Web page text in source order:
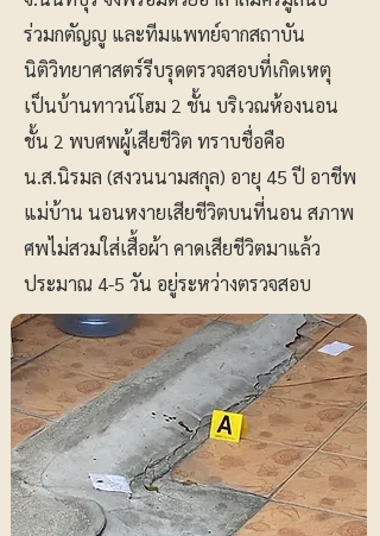
ร่วมกตัญญู และทีมแพทย์จากสถาบัน
นิติวิทยาศาสตร์รีบรุดตรวจสอบที่เกิดเหตุ
เป็นบ้านทาวน์โฮม 2 ชั้น บริเวณห้องนอน
ชั้น 2 พบศพผู้เสียชีวิต ทราบชื่อคือ
น.ส.นิรมล (สงวนนามสกุล) อายุ 45 ปี อาชีพ
แม่บ้าน นอนหงายเสียชีวิตบนที่นอน สภาพ
ศพไม่สวมใส่เสื้อผ้า คาดเสียชีวิตมาแล้ว
ประมาณ 4-5 วัน อยู่ระหว่างตรวจสอบ